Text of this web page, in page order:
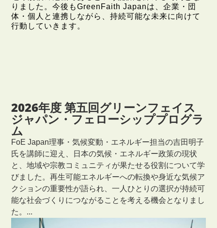
りました。今後もGreenFaith Japanは、企業・団
体・個人と連携しながら、持続可能な未来に向けて
行動していきます。
2026年度 第五回グリーンフェイス
ジャパン・フェローシッププログラ
ム
FoE Japan理事・気候変動・エネルギー担当の吉田明子
氏を講師に迎え、日本の気候・エネルギー政策の現状
と、地域や宗教コミュニティが果たせる役割について学
びました。再生可能エネルギーへの転換や身近な気候ア
クションの重要性が語られ、一人ひとりの選択が持続可
能な社会づくりにつながることを考える機会となりまし
た。...